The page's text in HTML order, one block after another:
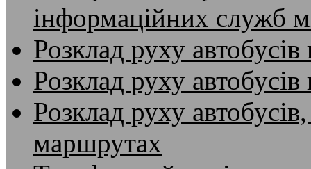
інформаційних служб
Розклад руху
Розклад руху
Розклад руху
маршрутах